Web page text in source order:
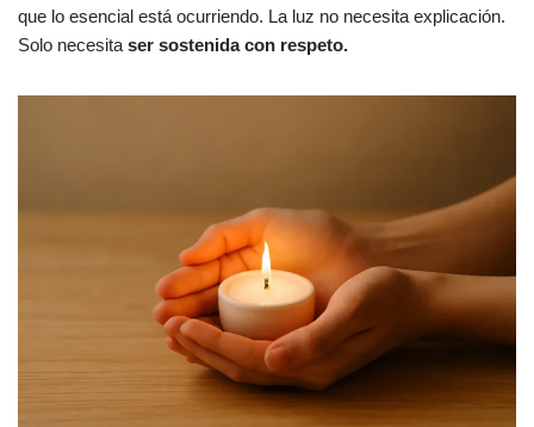
que lo esencial está ocurriendo. La luz no necesita explicación.
Solo necesita ser sostenida con respeto.